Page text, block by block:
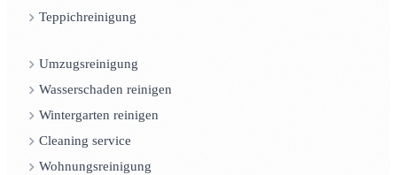
Teppichreinigung
Umzugsreinigung
Wasserschaden reinigen
Wintergarten reinigen
Cleaning service
Wohnungsreinigung